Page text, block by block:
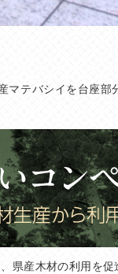
マテバシイを台座
県産木材の利用を